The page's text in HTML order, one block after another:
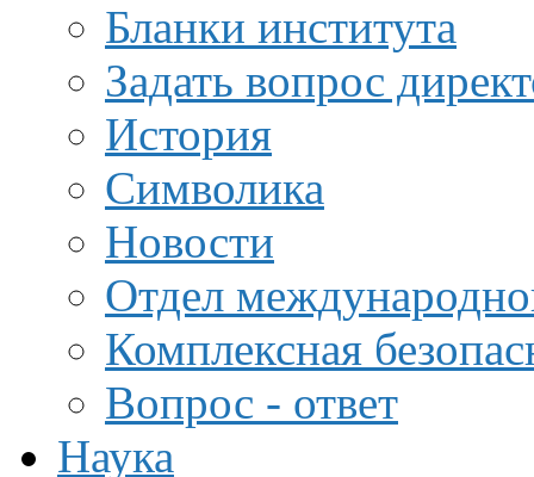
Бланки института
Задать вопрос
История
Символика
Новости
Отдел
Комплексная
Вопрос - ответ
Наука